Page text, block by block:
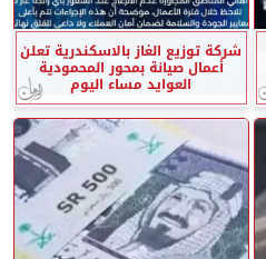
شركة توزيع الغاز بالاسكندرية تعلن
أعمال صيانة بمحور المحمودية
العوايد مساء اليوم